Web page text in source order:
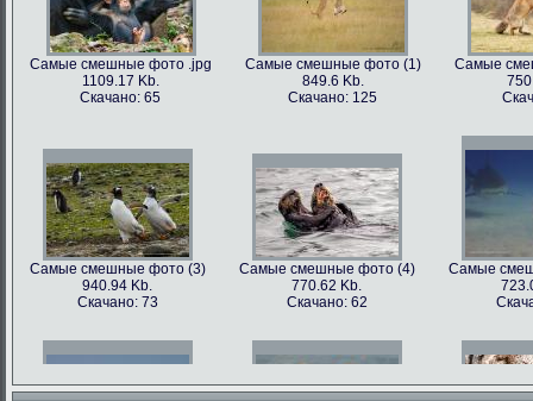
Самые смешные фото .jpg
1109.17 Kb.
Скачано: 65
Самые смешные фото (1)
849.6 Kb.
Скачано: 125
Самые
Самые смешные фото (3)
940.94 Kb.
Скачано: 73
Самые смешные фото (4)
770.62 Kb.
Скачано: 62
Самые